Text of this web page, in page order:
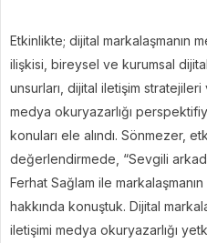
Etkinlikte; dijital markalaşmanın
ilişkisi, bireysel ve kurumsal
unsurları, dijital iletişim
medya okuryazarlığı
konuları ele alındı. Sönmezer,
değerlendirmede, “Sevgili
Ferhat Sağlam ile
hakkında konuştuk. Dijital
iletişimi medya okuryazarlığı